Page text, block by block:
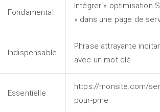
Fondamental
Intégrer « optimisation
» dans une page de
Indispensable
Phrase attrayante
avec un mot clé
Essentielle
https://monsite.com/
pour-pme